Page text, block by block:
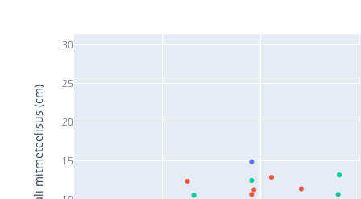
15
20
25
30
Signaali mitmeteelisus (cm)